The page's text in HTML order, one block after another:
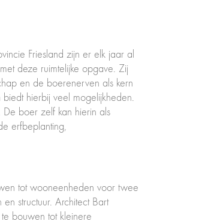
Friesland zijn er elk jaar al
deze ruimtelijke opgave. Zij
en de boerenerven als kern
hierbij veel mogelijkheden.
boer zelf kan hierin als
erfbeplanting,
tot wooneenheden voor twee
structuur. Architect Bart
bouwen tot kleinere